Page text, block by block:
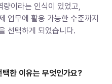
이라는 인식이 있었고,
업무에 활용 가능한 수준까지
선택하게 되었습니다.
한 이유는 무엇인가요?